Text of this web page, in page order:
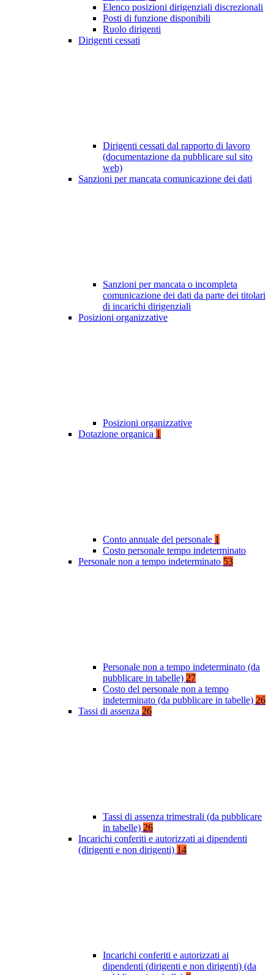
Elenco posizioni dirigenziali discrezionali
Posti di funzione disponibili
Ruolo dirigenti
Dirigenti cessati
Dirigenti cessati dal rapporto di lavoro
(documentazione da pubblicare sul sito
web)
Sanzioni per mancata comunicazione dei dati
Sanzioni per mancata o incompleta
comunicazione dei dati da parte dei titolari
di incarichi dirigenziali
Posizioni organizzative
Posizioni organizzative
Dotazione organica 1
Conto annuale del personale 1
Costo personale tempo indeterminato
Personale non a tempo indeterminato 53
Personale non a tempo indeterminato (da
pubblicare in tabelle) 27
Costo del personale non a tempo
indeterminato (da pubblicare in tabelle) 26
Tassi di assenza 26
Tassi di assenza trimestrali (da pubblicare
in tabelle) 26
Incarichi conferiti e autorizzati ai dipendenti
(dirigenti e non dirigenti) 14
Incarichi conferiti e autorizzati ai
dipendenti (dirigenti e non dirigenti) (da